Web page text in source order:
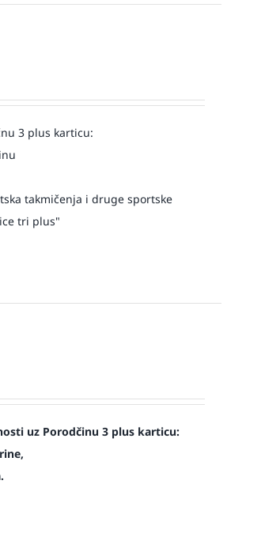
3 plus karticu:
takmičenja i druge sportske
tri plus"
uz Porodčinu 3 plus karticu: